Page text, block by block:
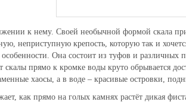
к нему. Своей необычной формой скала
неприступную крепость, которую так и
Она состоит из туфов и
прямо к кромке воды круто обрывается
хаосы, а в воде – красивые островки,
как прямо на голых камнях растёт дикая